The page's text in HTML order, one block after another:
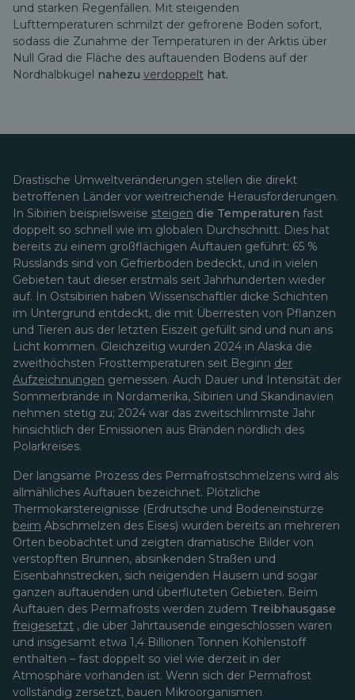
und starken Regenfällen. Mit steigenden
Lufttemperaturen schmilzt der gefrorene Boden sofort,
sodass die Zunahme der Temperaturen in der Arktis über
Null Grad die Fläche des auftauenden Bodens auf der
Nordhalbkugel nahezu verdoppelt hat.
Drastische Umweltveränderungen stellen die direkt
betroffenen Länder vor weitreichende Herausforderungen.
In Sibirien beispielsweise steigen die Temperaturen fast
doppelt so schnell wie im globalen Durchschnitt. Dies hat
bereits zu einem großflächigen Auftauen geführt: 65 %
Russlands sind von Gefrierboden bedeckt, und in vielen
Gebieten taut dieser erstmals seit Jahrhunderten wieder
auf. In Ostsibirien haben Wissenschaftler dicke Schichten
im Untergrund entdeckt, die mit Überresten von Pflanzen
und Tieren aus der letzten Eiszeit gefüllt sind und nun ans
Licht kommen. Gleichzeitig wurden 2024 in Alaska die
zweithöchsten Frosttemperaturen seit Beginn der
Aufzeichnungen gemessen. Auch Dauer und Intensität der
Sommerbrände in Nordamerika, Sibirien und Skandinavien
nehmen stetig zu; 2024 war das zweitschlimmste Jahr
hinsichtlich der Emissionen aus Bränden nördlich des
Polarkreises.
Der langsame Prozess des Permafrostschmelzens wird als
allmähliches Auftauen bezeichnet. Plötzliche
Thermokarstereignisse (Erdrutsche und Bodeneinstürze
beim Abschmelzen des Eises) wurden bereits an mehreren
Orten beobachtet und zeigten dramatische Bilder von
verstopften Brunnen, absinkenden Straßen und
Eisenbahnstrecken, sich neigenden Häusern und sogar
ganzen auftauenden und überfluteten Gebieten. Beim
Auftauen des Permafrosts werden zudem Treibhausgase
freigesetzt , die über Jahrtausende eingeschlossen waren
und insgesamt etwa 1,4 Billionen Tonnen Kohlenstoff
enthalten – fast doppelt so viel wie derzeit in der
Atmosphäre vorhanden ist. Wenn sich der Permafrost
vollständig zersetzt, bauen Mikroorganismen